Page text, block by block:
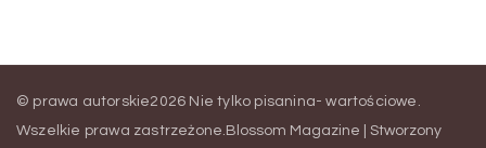
© prawa autorskie2026 Nie tylko pisanina- wartościowe
Wszelkie prawa zastrzeżone. Blossom Magazine | Stworzony